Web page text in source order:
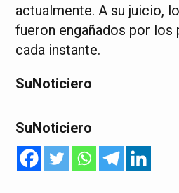
actualmente. A su juicio,
fueron engañados por
cada instante.
SuNoticiero
SuNoticiero